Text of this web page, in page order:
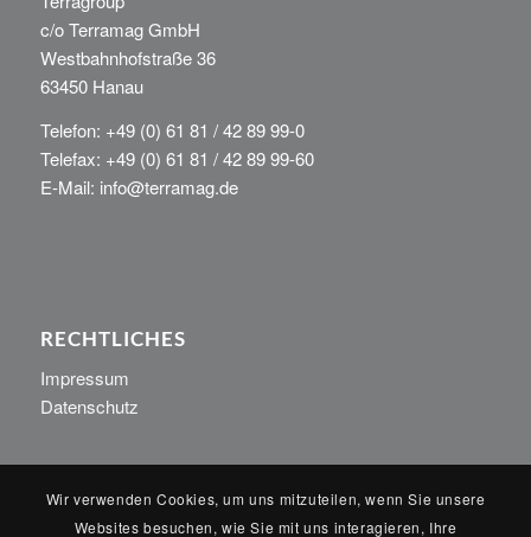
c/o Terramag GmbH
Westbahnhofstraße 36
63450 Hanau
Telefon: +49 (0) 61 81 / 42 89 99-0
Telefax: +49 (0) 61 81 / 42 89 99-60
E-Mail: info@terramag.de
RECHTLICHES
Impressum
Datenschutz
Wir verwenden Cookies, um uns mitzuteilen, wenn Sie unsere
Websites besuchen, wie Sie mit uns interagieren, Ihre